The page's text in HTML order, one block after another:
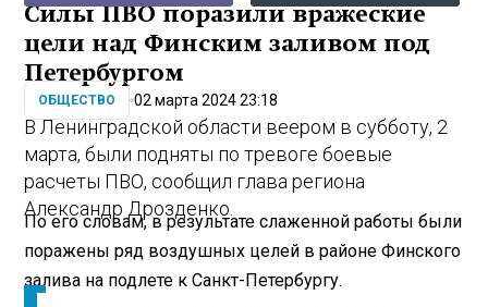
Силы ПВО поразили вражеские
цели над Финским заливом под
Петербургом
ОБЩЕСТВО 02 марта 2024 23:18
В Ленинградской области веером в субботу, 2
марта, были подняты по тревоге боевые
расчеты ПВО, сообщил глава региона
Александр Дрозденко.
По его словам, в результате слаженной работы были
поражены ряд воздушных целей в районе Финского
залива на подлете к Санкт-Петербургу.